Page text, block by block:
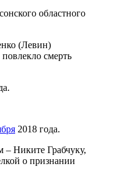
областного
(Левин)
смерть
2018 года.
– Никите Грабчуку,
о признании